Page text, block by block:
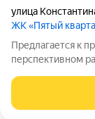
улица
ЖК «Пятый
Предлагается к
перспективном
квартире
стиле, который